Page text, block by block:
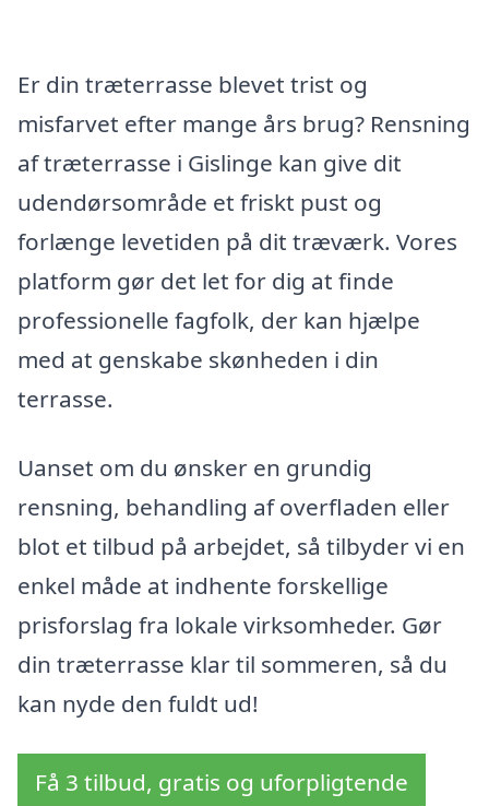
Er din træterrasse blevet trist og
misfarvet efter mange års brug? Rensning
af træterrasse i Gislinge kan give dit
udendørsområde et friskt pust og
forlænge levetiden på dit træværk. Vores
platform gør det let for dig at finde
professionelle fagfolk, der kan hjælpe
med at genskabe skønheden i din
terrasse.
Uanset om du ønsker en grundig
rensning, behandling af overfladen eller
blot et tilbud på arbejdet, så tilbyder vi en
enkel måde at indhente forskellige
prisforslag fra lokale virksomheder. Gør
din træterrasse klar til sommeren, så du
kan nyde den fuldt ud!
Få 3 tilbud, gratis og uforpligtende